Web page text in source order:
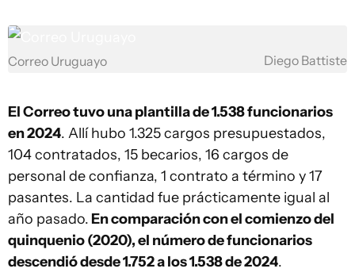
Correo Uruguayo Diego Battiste
El Correo tuvo una plantilla de 1.538 funcionarios
en 2024. Allí hubo 1.325 cargos presupuestados,
104 contratados, 15 becarios, 16 cargos de
personal de confianza, 1 contrato a término y 17
pasantes. La cantidad fue prácticamente igual al
año pasado. En comparación con el comienzo del
quinquenio (2020), el número de funcionarios
descendió desde 1.752 a los 1.538 de 2024.